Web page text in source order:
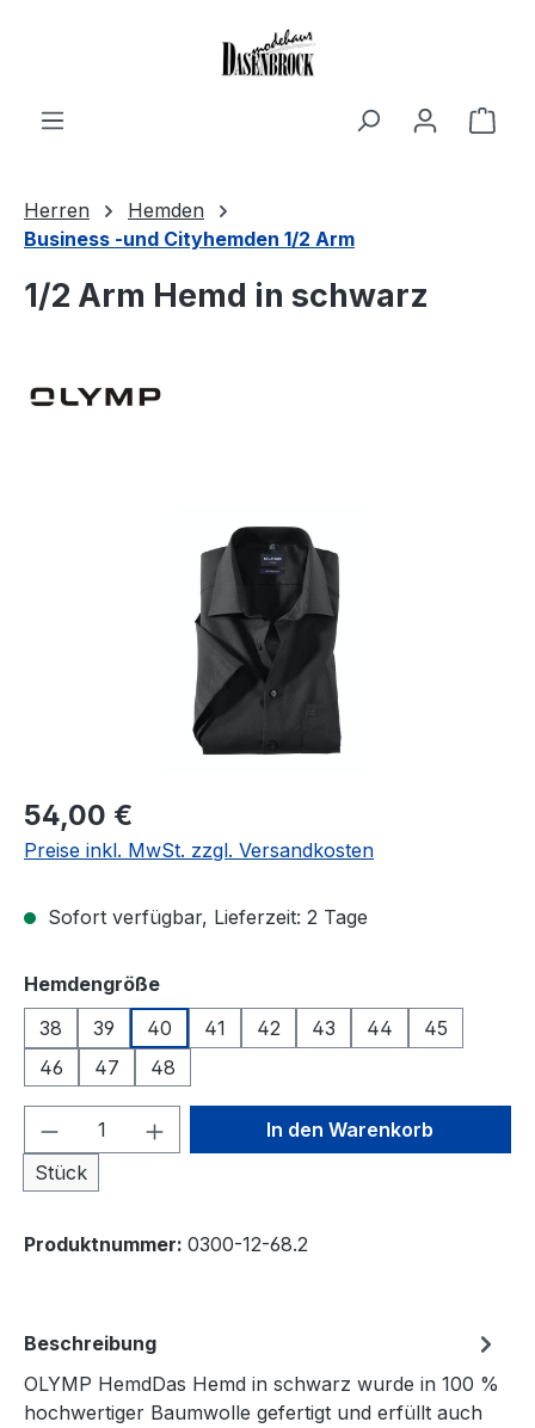
Herren
Hemden
Business -und Cityhemden 1/2 Arm
1/2 Arm Hemd in schwarz
Regulärer Preis:
54,00 €
Preise inkl. MwSt. zzgl. Versandkosten
Sofort verfügbar, Lieferzeit: 2 Tage
Hemdengrößeauswählen
38
39 40 41 42 43 44
45
46
47 48
Produkt Anzahl: Gib den
Stück
In den Warenkorb
Produktnummer: 0300-12-68.2
Beschreibung
OLYMP HemdDas Hemd in schwarz wurde in 100 %
hochwertiger Baumwolle gefertigt und erfüllt auch